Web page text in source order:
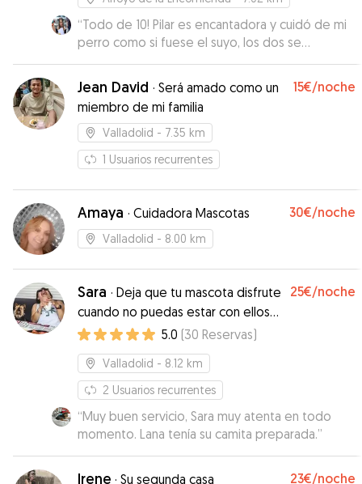
“Todo de 10! Pilar es encantadora y cuidó de mi
perro como si fuese el suyo, los dos se
entendieron genial además se adapta
fenomenal a los horarios. Repetiría sin duda,
gracias Pilar :)
Jean David · Será amado como un
miembro de mi familia
15€/noche
Valladolid - 7.35 km
1 Usuarios recurrentes
Amaya · Cuidadora Mascotas 30€/noche
Valladolid - 8.00 km
Sara · Deja que tu mascota disfrute
cuando no puedas estar con ellos
como si estuvieran contigo ¡¡¡¡¡¡
25€/noche
5.0 (30 Reservas)
Valladolid - 8.12 km
2 Usuarios recurrentes
“Muy buen servicio, Sara muy atenta en todo
momento. Lana tenía su camita preparada.”
Irene · Su segunda casa 23€/noche